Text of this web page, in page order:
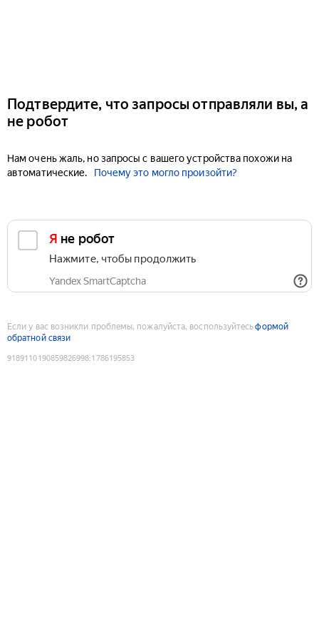
Подтвердите, что запросы отправляли вы, а
не робот
Нам очень жаль, но запросы с вашего устройства похожи на
автоматические.
Почему это могло произойти?
Я не робот
Нажмите, чтобы продолжить
Yandex SmartCaptcha
Если у вас возникли проблемы, пожалуйста, воспользуйтесьформой
обратной связи
9189110190859826998:1786195853